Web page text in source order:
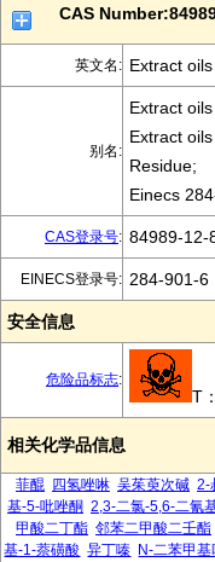
CAS
英文名: Extract
别名:
Extract
Extract
Residue;
Einecs
CAS登录号: 84989-12-
EINECS登录号: 284-901-6
安全信息
危险品标志:
T
相关化学品信息
菲醌 四氢唑啉 吴茱萸次碱 2-
基-5-吡唑酮 2,3-二氯-5,6-二氰
甲酸二丁酯 邻苯二甲酸二壬酯
基-1-萘磺酸 异丁嗪 N-二苯甲基